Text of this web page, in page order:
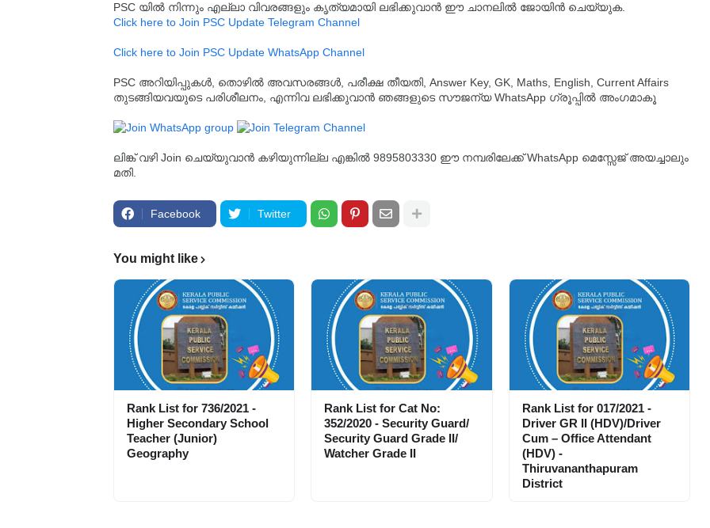
PSC യിൽ നിന്നും എല്ലാ വിവരങ്ങളും കൃത്യമായി ലഭിക്കുവാൻ ഈ ചാനലിൽ ജോയിൻ ചെയ്യുക.
Click here to Join PSC Update Telegram Channel
Click here to Join PSC Update WhatsApp Channel
PSC അറിയിപ്പുകൾ, തൊഴിൽ അവസരങ്ങൾ, പരീക്ഷ തീയതി, Answer Key, GK, Maths, English, Current Affairs
തുടങ്ങിയവയുടെ പരിശീലനം, എന്നിവ ലഭിക്കുവാൻ ഞങ്ങളുടെ സൗജന്യ WhatsApp ഗ്രൂപ്പിൽ അംഗമാകൂ
ലിങ്ക് വഴി Join ചെയ്യുവാൻ കഴിയുന്നില്ല എങ്കിൽ 9895803330 ഈ നമ്പരിലേക്ക് WhatsApp മെസ്സേജ് അയച്ചാലും
മതി.
Facebook Twitter
You might like
Rank List for 736/2021 -
Higher Secondary School
Teacher (Junior)
Geography
Rank List for Cat No:
352/2020 - Security Guard/
Security Guard Grade II/
Watcher Grade II
Rank List for 017/2021 -
Driver GR II (HDV)/Driver
Cum – Office Attendant
(HDV) -
Thiruvananthapuram
District